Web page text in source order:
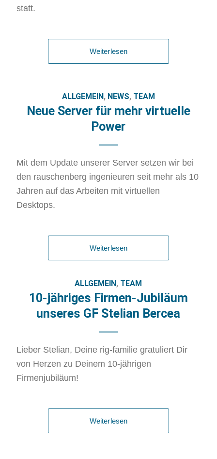
statt.
Weiterlesen
ALLGEMEIN , NEWS, TEAM
Neue Server für mehr virtuelle
Power
Mit dem Update unserer Server setzen wir bei
den rauschenberg ingenieuren seit mehr als 10
Jahren auf das Arbeiten mit virtuellen
Desktops.
Weiterlesen
ALLGEMEIN , TEAM
10-jähriges Firmen-Jubiläum
unseres GF Stelian Bercea
Lieber Stelian, Deine rig-familie gratuliert Dir
von Herzen zu Deinem 10-jährigen
Firmenjubiläum!
Weiterlesen